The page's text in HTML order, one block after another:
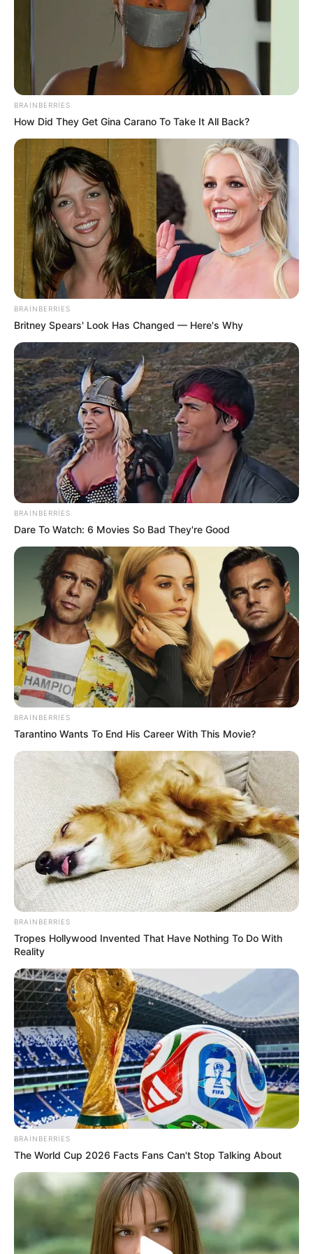
10:21 / 06 Avqust 2026
Rusiya Qara dənizdə yük gəmilərinədron
zərbələri endirib
45 0
10:15 / 06 Avqust 2026 İQTİSADİYYAT
MİDA 130 milyon manatlıqistiqraz
buraxır
52 0 0
10:08 / 06 Avqust 2026 MARAQLI
Spirt, çörək və torpaqdan elektrik
enerjisi:Yapon mühəndisdən
diqqətçəkən yenilik
53 0 0
09:58 / 06 Avqust 2026 DÜNYA
85 ölkəyə vizasız giriş təklif edən
pasport satışa
çıxarıldı
BRAINBERRIES
How Did They Get Gina Carano To Take It All Back?
BRAINBERRIES
Britney Spears' Look Has Changed — Here's Why
BRAINBERRIES
Dare To Watch: 6 Movies So Bad They're Good
BRAINBERRIES
Tarantino Wants To End His Career With This Movie?
BRAINBERRIES
Tropes Hollywood Invented That Have Nothing To Do With
Reality
BRAINBERRIES
The World Cup 2026 Facts Fans Can't Stop Talking About